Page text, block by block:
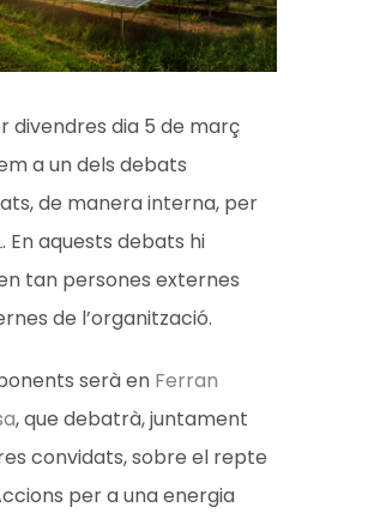
divendres dia 5 de març
a un dels debats
de manera interna, per
. En aquests debats hi
tan persones externes
de l’organització.
serà en Ferran
, que debatrà, juntament
convidats, sobre el repte
per a una energia